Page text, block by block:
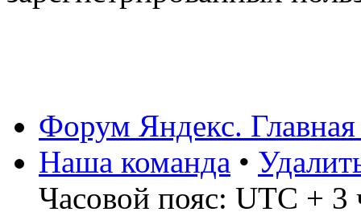
Форум Яндекс.
Наша команда •
Часовой пояс: UTC + 3